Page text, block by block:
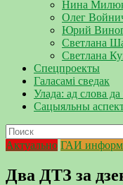
Нина
Олег
Юрий
Светлана
Светлана
Спецпроекты
Галасамі сведак
Улада: ад слова
Сацыяльны
Актуально ГАИ
Два ДТЗ за